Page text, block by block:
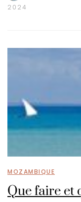
2024
MOZAMBIQUE
Que faire et